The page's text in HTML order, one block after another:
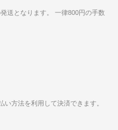
送となります。 一律800円の手数
方法を利用して決済できます。